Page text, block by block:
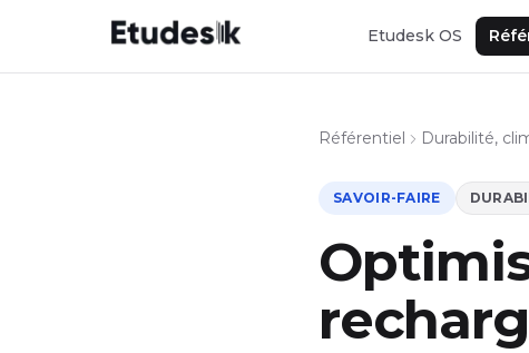
Etudesk OS
Référentiel Durabilité,
SAVOIR-FAIRE